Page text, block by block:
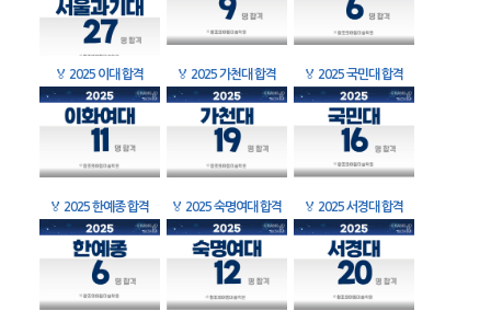
🏅 2025 이대 합격 🏅 2025 가천대 합격 🏅 2025 국민대 합격
🏅 2025 한예종 합격 🏅 2025 숙명여대 합격 🏅 2025 서경대 합격